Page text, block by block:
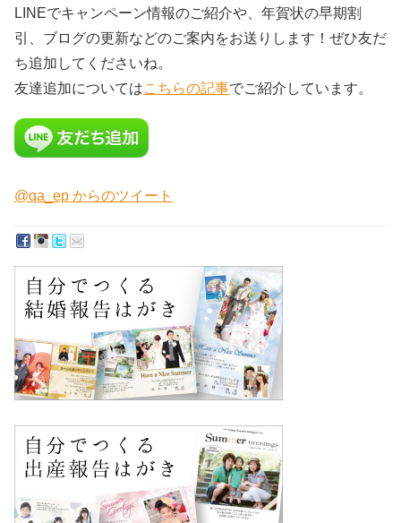
LINEでキャンペーン情報のご紹介や、年賀状の早期割
引、ブログの更新などのご案内をお送りします！ぜひ友だ
ち追加してくださいね。
友達追加についてはこちらの記事でご紹介しています。
@qa_ep からのツイート